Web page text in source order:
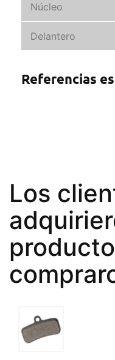
Núcleo
Delantero
Referencias
Los